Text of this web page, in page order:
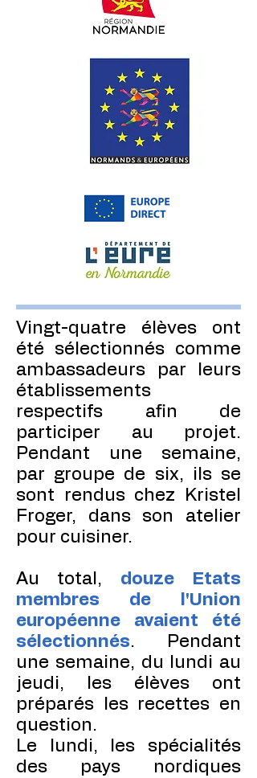
Vingt-quatre élèves ont
été sélectionnés comme
ambassadeurs par leurs
établissements
respectifs afin de
participer au projet.
Pendant une semaine,
par groupe de six, ils se
sont rendus chez Kristel
Froger, dans son atelier
pour cuisiner.
Au total, douze Etats
membres de l'Union
européenne avaient été
sélectionnés. Pendant
une semaine, du lundi au
jeudi, les élèves ont
préparés les recettes en
question.
Le lundi, les spécialités
des pays nordiques